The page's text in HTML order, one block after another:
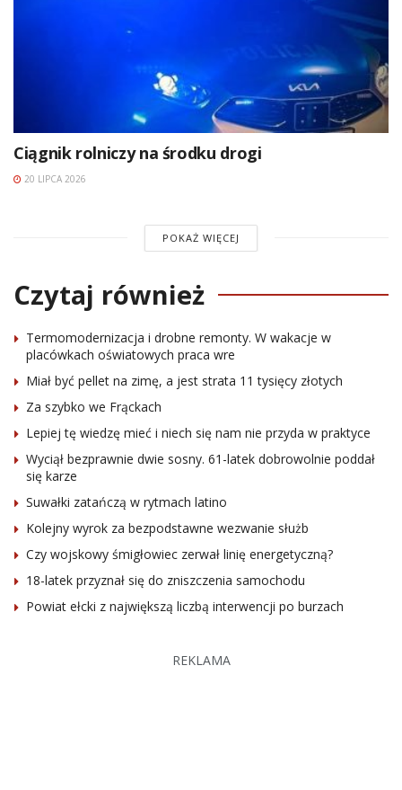
Ciągnik rolniczy na środku drogi
20 LIPCA 2026
POKAŻ WIĘCEJ
Czytaj również
Termomodernizacja i drobne remonty. W wakacje w
placówkach oświatowych praca wre
Miał być pellet na zimę, a jest strata 11 tysięcy złotych
Za szybko we Frąckach
Lepiej tę wiedzę mieć i niech się nam nie przyda w praktyce
Wyciął bezprawnie dwie sosny. 61-latek dobrowolnie poddał
się karze
Suwałki zatańczą w rytmach latino
Kolejny wyrok za bezpodstawne wezwanie służb
Czy wojskowy śmigłowiec zerwał linię energetyczną?
18-latek przyznał się do zniszczenia samochodu
Powiat ełcki z największą liczbą interwencji po burzach
REKLAMA